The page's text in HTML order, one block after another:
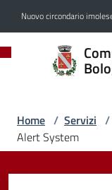
Nuovo circondario
di
Guelfo
di
Home / Servizi /
Alert System